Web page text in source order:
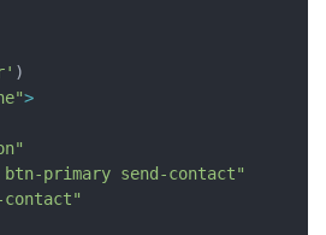
)
>
primary send-contact"
contact"